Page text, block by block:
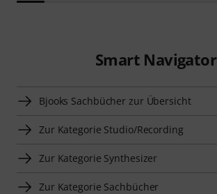
Smart Navigator
Bjooks Sachbücher zur Übersicht
Zur Kategorie Studio/Recording
Zur Kategorie Synthesizer
Zur Kategorie Sachbücher